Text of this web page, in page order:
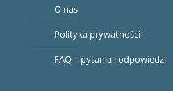
O nas
Polityka prywatności
FAQ – pytania i odpowiedzi